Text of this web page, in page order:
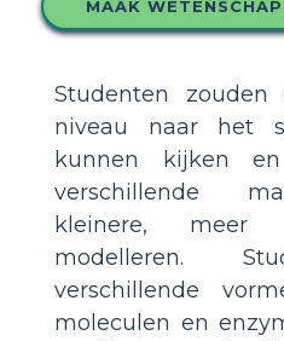
MAAK
Studenten
niveau naar het
kunnen kijken
verschillende
kleinere, meer
modelleren.
verschillende
moleculen en